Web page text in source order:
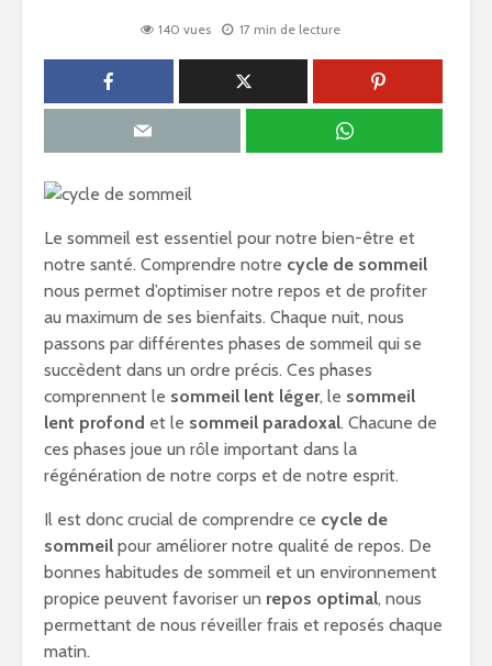
140 vues 17 min de lecture
Le sommeil est essentiel pour notre bien-être et
notre santé. Comprendre notre cycle de sommeil
nous permet d’optimiser notre repos et de profiter
au maximum de ses bienfaits. Chaque nuit, nous
passons par différentes phases de sommeil qui se
succèdent dans un ordre précis. Ces phases
comprennent le sommeil lent léger, le sommeil
lent profond et le sommeil paradoxal. Chacune de
ces phases joue un rôle important dans la
régénération de notre corps et de notre esprit.
Il est donc crucial de comprendre ce cycle de
sommeil pour améliorer notre qualité de repos. De
bonnes habitudes de sommeil et un environnement
propice peuvent favoriser un repos optimal, nous
permettant de nous réveiller frais et reposés chaque
matin.